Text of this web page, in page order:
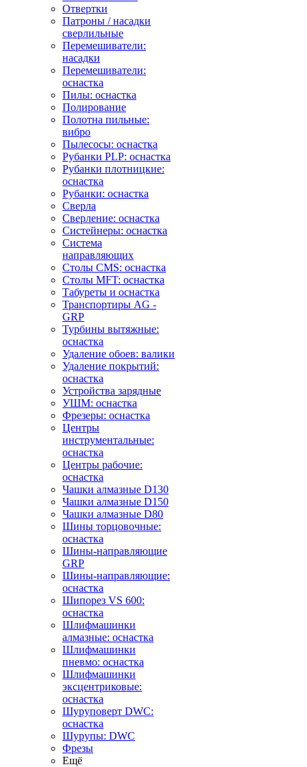
Отвертки
Патроны / насадки
сверлильные
Перемешиватели:
насадки
Перемешиватели:
оснастка
Пилы: оснастка
Полирование
Полотна пильные:
вибро
Пылесосы: оснастка
Рубанки PLP: оснастка
Рубанки плотницкие:
оснастка
Рубанки: оснастка
Сверла
Сверление: оснастка
Систейнеры: оснастка
Система
направляющих
Столы CMS: оснастка
Столы MFT: оснастка
Табуреты и оснастка
Транспортиры AG -
GRP
Турбины вытяжные:
оснастка
Удаление обоев: валики
Удаление покрытий:
оснастка
Устройства зарядные
УШМ: оснастка
Фрезеры: оснастка
Центры
инструментальные:
оснастка
Центры рабочие:
оснастка
Чашки алмазные D130
Чашки алмазные D150
Чашки алмазные D80
Шины торцовочные:
оснастка
Шины-направляющие
GRP
Шины-направляющие:
оснастка
Шипорез VS 600:
оснастка
Шлифмашинки
алмазные: оснастка
Шлифмашинки
пневмо: оснастка
Шлифмашинки
эксцентриковые:
оснастка
Шуруповерт DWC:
оснастка
Шурупы: DWC
Фрезы
Ещё